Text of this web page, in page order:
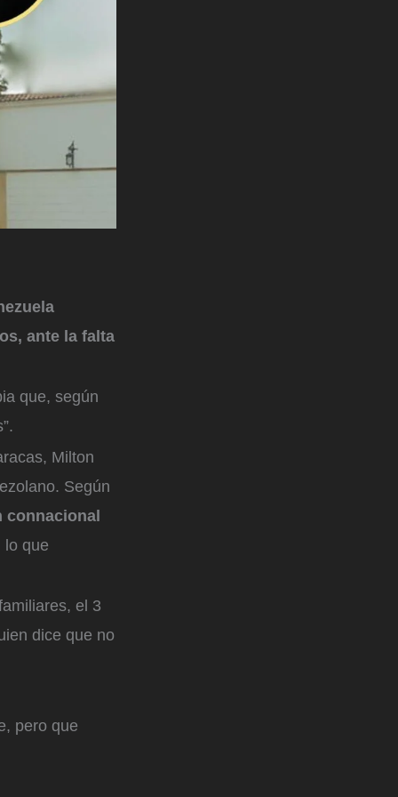
ante la falta
que, según
Milton
Según
connacional
lo que
el 3
dice que no
pero que